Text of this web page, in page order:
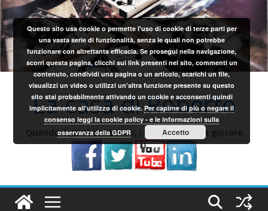
Salta
al
contenuto
La casa di Roberto
Quando il gioco si fa duro, i sardi iniziano a giocare
Questo sito usa cookie o permette l'uso di cookie di terze parti per
una vasta serie di funzionalità, senza le quali non potrebbe
funzionare con altrettanta efficacia. Se prosegui nella navigazione,
scorri questa pagina, clicchi sui link presenti nel sito, commenti un
contenuto, condividi una pagina o un articolo, scarichi un file,
visualizzi un video o utilizzi un'altra funzione presente su questo
sito stai probabilmente attivando un cookie e acconsenti quindi
implicitamente all'utilizzo di cookie.Per capirne di più o negare il
consenso leggi la cookie policy - e le informazioni sulla
osservanza della GDPR
Accetto